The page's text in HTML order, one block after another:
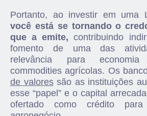
Portanto, ao investir em uma
você está se tornando o
que a emite, contribuindo
fomento de uma das
relevância para
commodities agrícolas. Os
de valoressão as instituições
esse “papel” e o capital
ofertado como crédito